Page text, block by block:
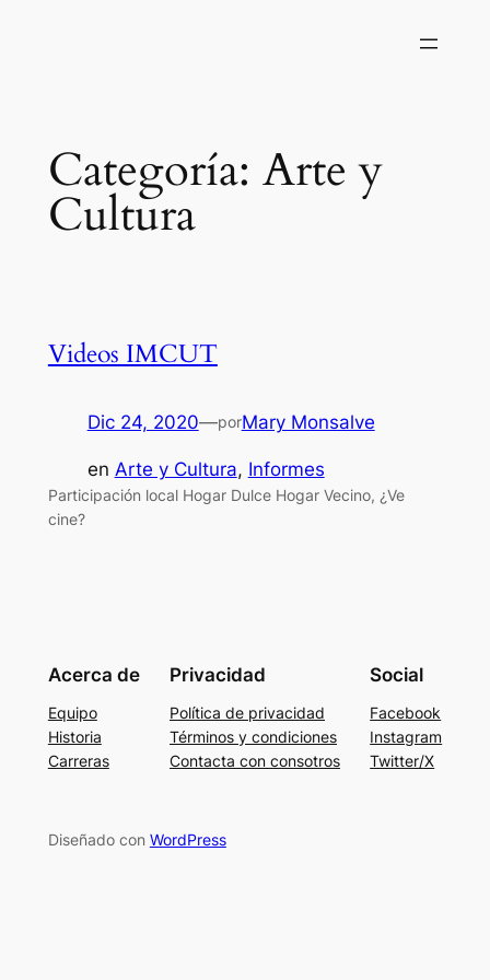
Categoría: Arte y
Cultura
Videos IMCUT
Dic 24, 2020—porMary Monsalve
en Arte y Cultura, Informes
Participación local Hogar Dulce Hogar Vecino, ¿Ve
cine?
Acerca de
Equipo
Historia
Carreras
Privacidad
Política de privacidad
Términos y condiciones
Contacta con consotros
Social
Facebook
Instagram
Twitter/X
Diseñado con WordPress